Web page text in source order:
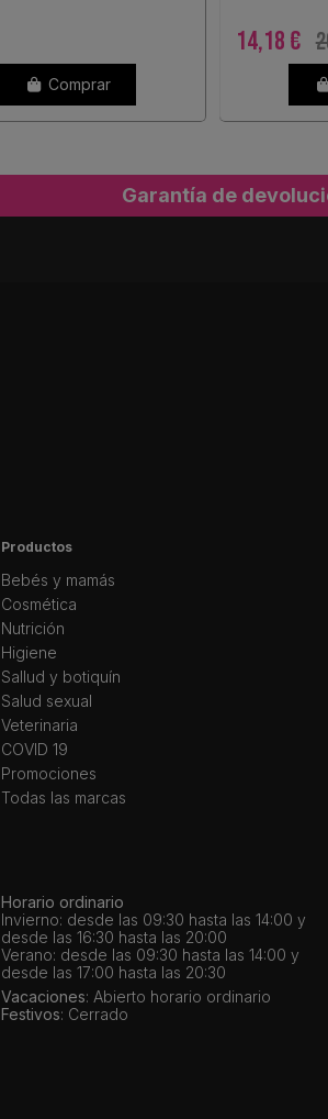
Comprar
14,18 €
Garantía de
Productos
Bebés y mamás
Cosmética
Nutrición
Higiene
Sallud y botiquín
Salud sexual
Veterinaria
COVID 19
Promociones
Todas las marcas
Horario ordinario
Invierno: desde las 09:30 hasta las 14:00 y
desde las 16:30 hasta las 20:00
Verano: desde las 09:30 hasta las 14:00 y
desde las 17:00 hasta las 20:30
Vacaciones: Abierto horario ordinario
Festivos: Cerrado